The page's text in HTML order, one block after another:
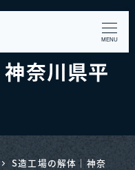
MENU
奈川県平
S造工場の解体｜神奈